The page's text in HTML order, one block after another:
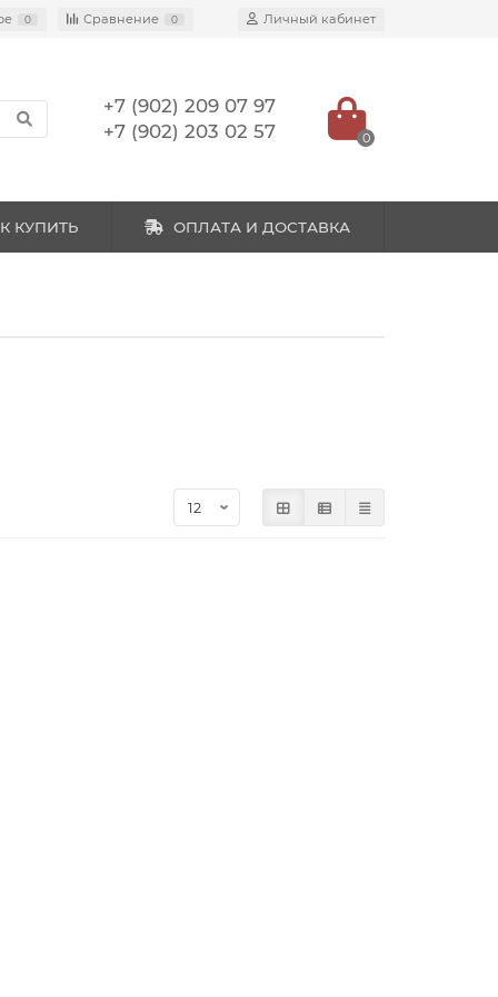
0 Сравнение 0 Личный кабинет
+7 (902) 209 07 97
+7 (902) 203 02 57
0
КУПИТЬ ОПЛАТА И ДОСТАВКА